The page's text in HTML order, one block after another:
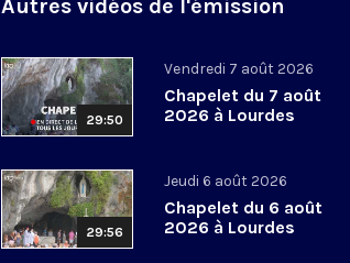
Autres vidéos de l'émission
29:50
Vendredi 7 août 2026
Chapelet du 7 août
2026 à Lourdes
29:56
Jeudi 6 août 2026
Chapelet du 6 août
2026 à Lourdes